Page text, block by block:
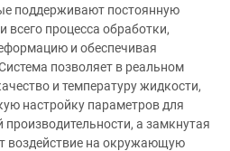
поддерживают постоянную
всего процесса обработки,
и обеспечивая
позволяет в реальном
и температуру жидкости,
настройку параметров для
а замкнутая
воздействие на окружающую